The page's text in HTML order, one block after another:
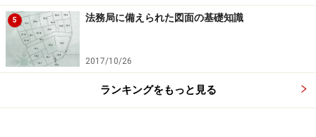
5 法務局に備えられた図面の基礎知識
2017/10/26
ランキングをもっと見る